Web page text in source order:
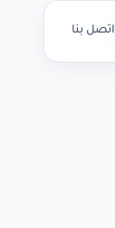
اتصل بنا